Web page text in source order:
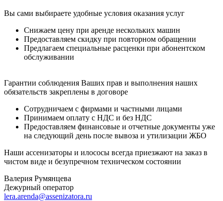
Вы сами выбираете удобные условия оказания услуг
Снижаем цену при аренде нескольких машин
Предоставляем скидку при повторном обращении
Предлагаем специальные расценки при абонентском
обслуживании
Гарантии соблюдения Ваших прав и выполнения наших
обязательств закреплены в договоре
Сотрудничаем с фирмами и частными лицами
Принимаем оплату с НДС и без НДС
Предоставляем финансовые и отчетные документы уже
на следующий день после вывоза и утилизации ЖБО
Наши ассенизаторы и илососы всегда приезжают на заказ в
чистом виде и безупречном техническом состоянии
Валерия Румянцева
Дежурный оператор
lera.arenda@assenizatora.ru